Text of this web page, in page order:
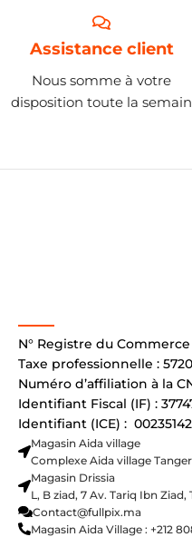
Assistance client
Nous somme à votre
disposition toute la semain
N° Registre du Commerce :
Taxe professionnelle :
Numéro d’affiliation à la
Identifiant Fiscal (IF) :
Identifiant (ICE) :
Magasin Aida village
Complexe Aida village
Magasin Drissia
L, B ziad, 7 Av. Tariq Ibn
Contact@fullpix.ma
Magasin Aida Village : +212